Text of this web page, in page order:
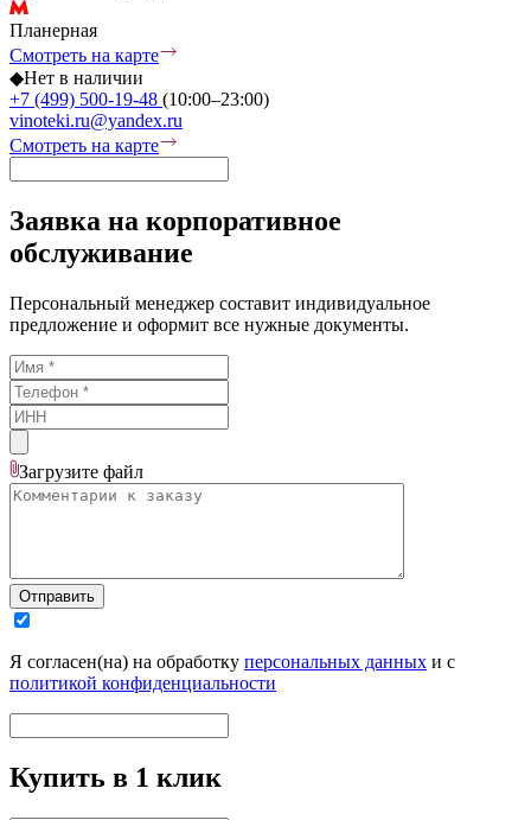
Планерная
Смотреть на карте
◆Нет в наличии
+7 (499) 500-19-48 (10:00–23:00)
vinoteki.ru@yandex.ru
Смотреть на карте
Заявка на корпоративное
обслуживание
Персональный менеджер составит индивидуальное
предложение и оформит все нужные документы.
Загрузите файл
Отправить
Я согласен(на) на обработку персональных данных и с
политикой конфиденциальности
Купить в 1 клик